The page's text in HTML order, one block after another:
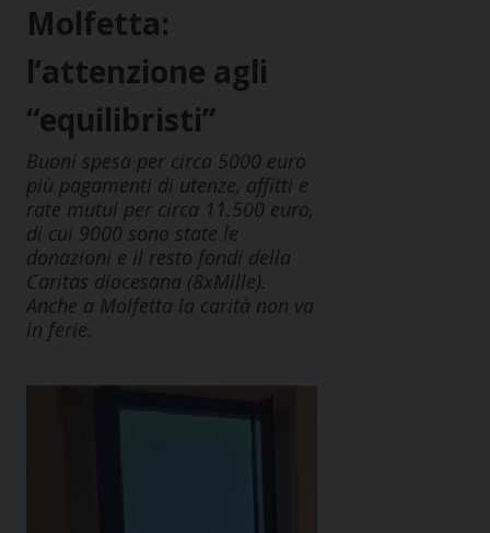
Molfetta:
l’attenzione agli
“equilibristi”
Buoni spesa per circa 5000 euro
più pagamenti di utenze, affitti e
rate mutui per circa 11.500 euro,
di cui 9000 sono state le
donazioni e il resto fondi della
Caritas diocesana (8xMille).
Anche a Molfetta la carità non va
in ferie.